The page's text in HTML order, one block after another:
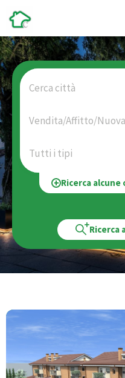
Cerca città
Vendita/Affitto/
Tutti i tipi
Ricerca
Ricerca